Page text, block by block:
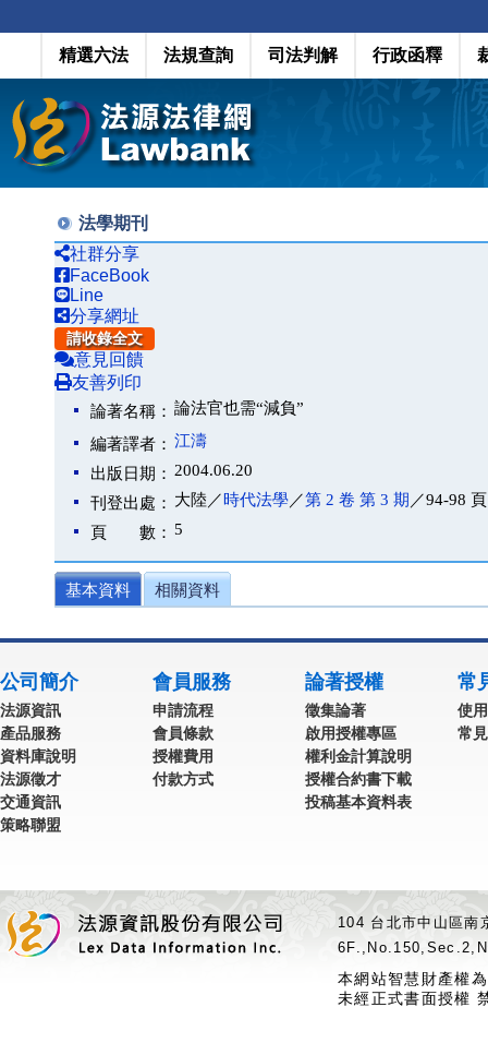
精選六法 法規查詢 司法判解 行政函釋
法學期刊
社群分享
FaceBook
Line
分享網址
請收錄全文
意見回饋
友善列印
論著名稱： 論法官也需“減負”
編著譯者： 江濤
出版日期： 2004.06.20
刊登出處： 大陸／ 時代法學／第 2 卷 第 3 期 ／94-98 頁
頁 數： 5
基本資料 相關資料
公司簡介
法源資訊
產品服務
資料庫說明
法源徵才
交通資訊
策略聯盟
會員服務
申請流程
會員條款
授權費用
付款方式
論著授權
徵集論著
啟用授權專區
權利金計算說明
授權合約書下載
投稿基本資料表
常
使
常
104 台北市中山區
本網站智慧財產權
未經正式書面授權